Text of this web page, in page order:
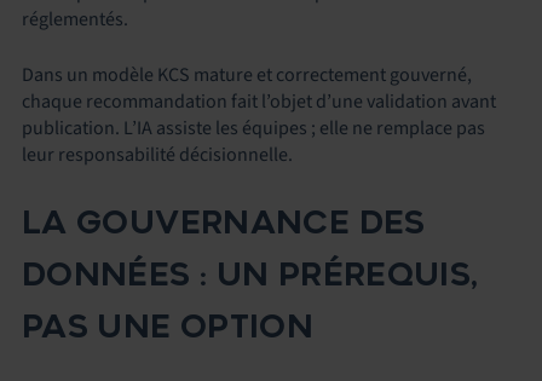
réglementés.
Dans un modèle KCS mature et correctement gouverné,
chaque recommandation fait l’objet d’une validation avant
publication. L’IA assiste les équipes ; elle ne remplace pas
leur responsabilité décisionnelle.
LA GOUVERNANCE DES
DONNÉES : UN PRÉREQUIS,
PAS UNE OPTION